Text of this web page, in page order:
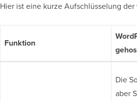
Hier ist eine kurze Aufschlüsselung
Funktion
Die
aber